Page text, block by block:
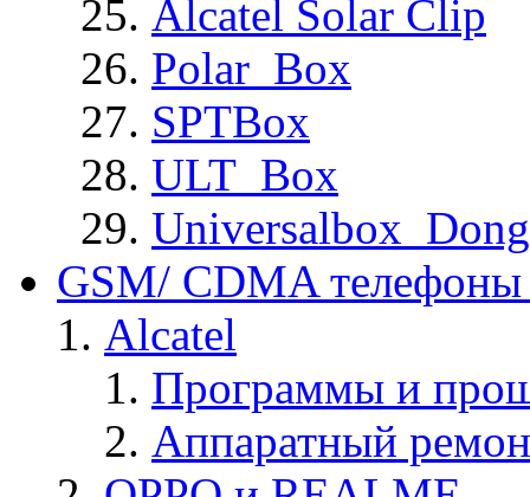
Alcatel Solar Clip
Polar_Box
SPTBox
ULT_Box
GSM/ CDMA
Alcatel
Программы и
Аппаратный